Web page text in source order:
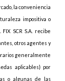
la conveniencia
impositiva o
SCR S.A. recibe
otros agentes y
generalmente
aplicables) por
o algunas de las